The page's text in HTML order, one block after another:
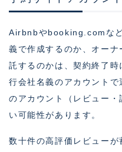
Airbnbやbooking.comな
義で作成するのか、オー
託するのかは、契約終了
行会社名義のアカウント
のアカウント（レビュー
い可能性があります。
数十件の高評価レビュー